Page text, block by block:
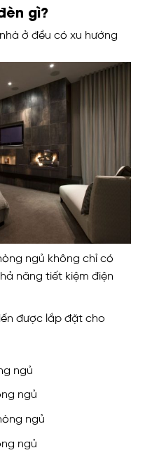
gì?
ở đều có xu hướng
ngủ không chỉ có
năng tiết kiệm điện
được lắp đặt cho
ngủ
ngủ
ngủ
ngủ